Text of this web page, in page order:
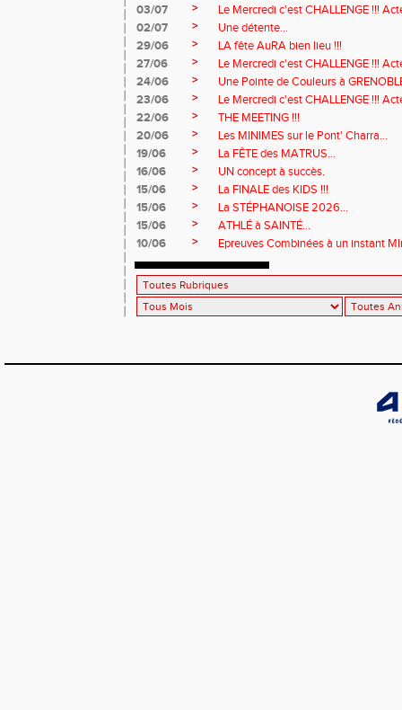
03/07
>
Le Mercredi c'est CHALLENGE !!!
02/07
>
Une détente...
29/06
>
LA fête AuRA bien lieu !!!
27/06
>
Le Mercredi c'est CHALLENGE !!!
24/06
>
Une Pointe de Couleurs à
23/06
>
Le Mercredi c'est CHALLENGE !!!
22/06
>
THE MEETING !!!
20/06
>
Les MINIMES sur le Pont' Charra...
19/06
>
La FÊTE des MATRUS...
16/06
>
UN concept à succès.
15/06
>
La FINALE des KIDS !!!
15/06
>
La STÉPHANOISE 2026...
15/06
>
ATHLÉ à SAINTÉ...
10/06
> Epreuves Combinées à un instant